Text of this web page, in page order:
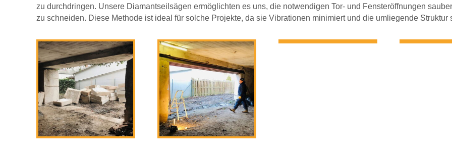
zu durchdringen. Unsere Diamantseilsägen ermöglichten es uns, die notwendigen Tor- und Fensteröffnungen
zu schneiden. Diese Methode ist ideal für solche Projekte, da sie Vibrationen minimiert und die umliegende Struktur